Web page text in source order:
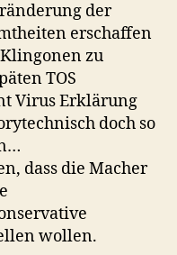
der
erschaffen
zu
TOS
Virus Erklärung
doch so
dass die Macher
wollen.